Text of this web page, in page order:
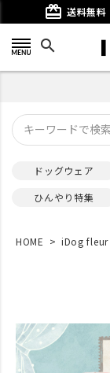
card_giftcard 送料無料
search
ドッグウェア
ひんやり特集
HOME iDog fleur